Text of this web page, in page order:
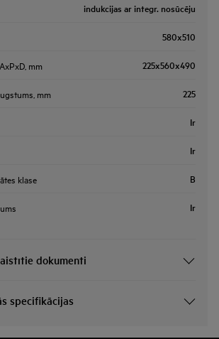
indukcijas ar integr. nosūcēju
580x510
mm 225x560x490
mm 225
Ir
Ir
klase B
Ir
dokumenti
specifikācijas